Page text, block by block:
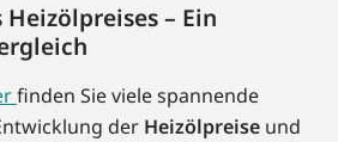
– Ein
finden Sie viele spannende
der Heizölpreise und